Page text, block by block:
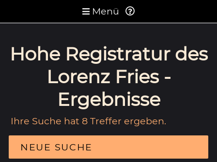
Menü
Hohe Registratur des
Lorenz Fries -
Ergebnisse
Ihre Suche hat 8 Treffer ergeben.
NEUE SUCHE